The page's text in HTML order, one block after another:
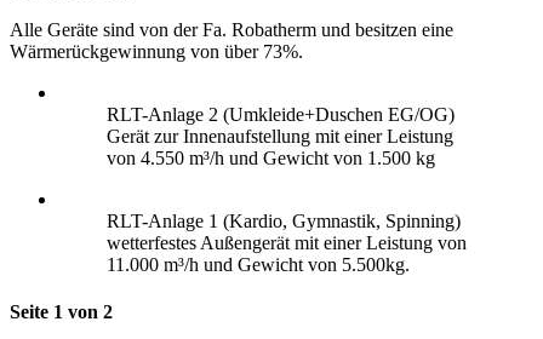
Alle Geräte sind von der Fa. Robatherm und besitzen eine
Wärmerückgewinnung von über 73%.
RLT-Anlage 2 (Umkleide+Duschen EG/OG)
Gerät zur Innenaufstellung mit einer Leistung
von 4.550 m³/h und Gewicht von 1.500 kg
RLT-Anlage 1 (Kardio, Gymnastik, Spinning)
wetterfestes Außengerät mit einer Leistung von
11.000 m³/h und Gewicht von 5.500kg.
Seite 1 von 2